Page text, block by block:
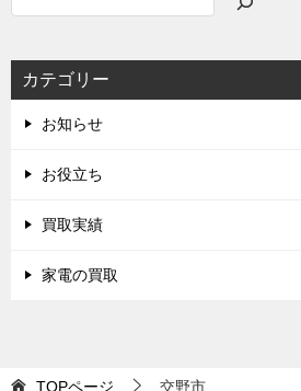
カテゴリー
お知らせ
お役立ち
買取実績
家電の買取
TOPページ 交野市